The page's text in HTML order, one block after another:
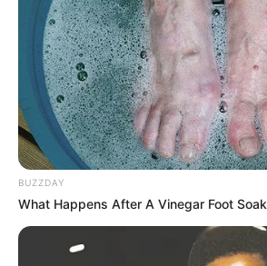
BUZZDAY
What Happens After A Vinegar Foot Soak